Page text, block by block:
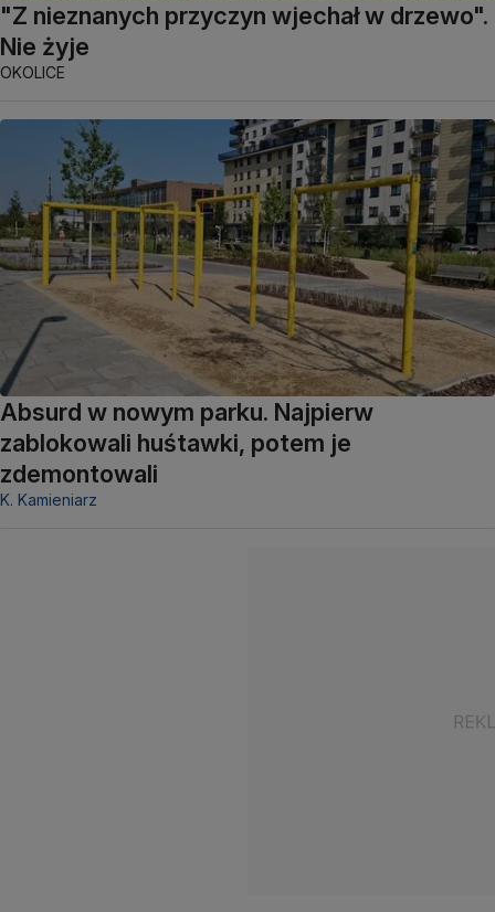
"Z nieznanych przyczyn wjechał w drzewo".
Nie żyje
OKOLICE
Absurd w nowym parku. Najpierw
zablokowali huśtawki, potem je
zdemontowali
K. Kamieniarz